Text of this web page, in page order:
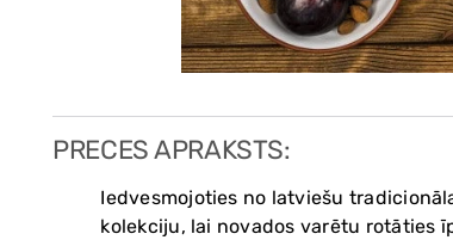
PRECES APRAKSTS:
Iedvesmojoties no latviešu
kolekciju, lai novados varētu rotāties